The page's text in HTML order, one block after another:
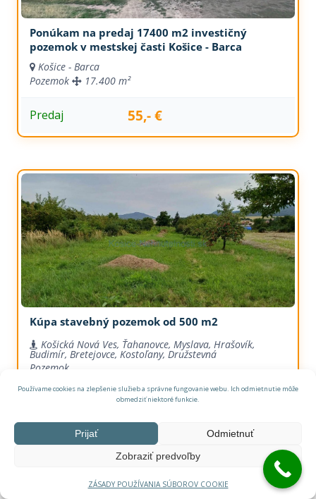
Používame cookies na zlepšenie služieb a správne fungovanie webu. Ich odmietnutie môže
obmedziť niektoré funkcie.
Prijať
Odmietnuť
Zobraziť predvoľby
ZÁSADY POUŽÍVANIA SÚBOROV COOKIE
Ponúkam na predaj 17400 m2 investičný
pozemok v mestskej časti Košice - Barca
Košice - Barca
Pozemok
17.400 m²
Predaj 55,- €
Kúpa stavebný pozemok od 500 m2
Košická Nová Ves, Ťahanovce, Myslava, Hrašovík,
Budimír, Bretejovce, Kostoľany, Družstevná
Pozemok
dohoda